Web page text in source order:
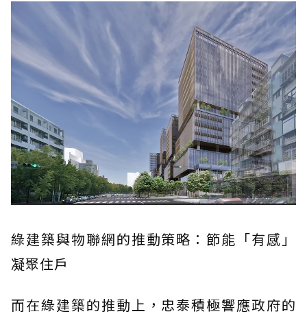
綠建築與物聯網的推動策略：節能「有感」
凝聚住戶
而在綠建築的推動上，忠泰積極響應政府的